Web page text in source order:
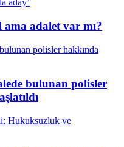
ama adalet var mı?
bulunan polisler